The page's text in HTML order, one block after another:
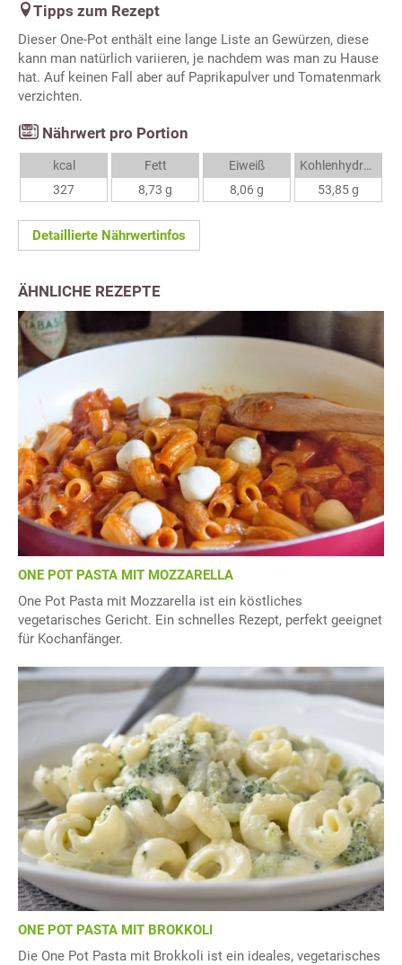
Tipps zum Rezept
Dieser One-Pot enthält eine lange Liste an Gewürzen, diese
kann man natürlich variieren, je nachdem was man zu Hause
hat. Auf keinen Fall aber auf Paprikapulver und Tomatenmark
verzichten.
Nährwert pro Portion
kcal
327
Fett
8,73 g
Eiweiß
8,06 g
Kohlenhydrate
53,85 g
Detaillierte Nährwertinfos
ÄHNLICHE REZEPTE
ONE POT PASTA MIT MOZZARELLA
One Pot Pasta mit Mozzarella ist ein köstliches
vegetarisches Gericht. Ein schnelles Rezept, perfekt geeignet
für Kochanfänger.
ONE POT PASTA MIT BROKKOLI
Die One Pot Pasta mit Brokkoli ist ein ideales, vegetarisches